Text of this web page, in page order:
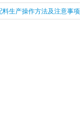
生产操作方法及注意事项